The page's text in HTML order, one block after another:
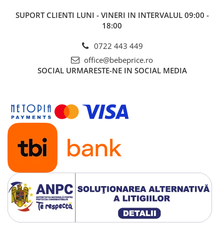
SUPORT CLIENTI LUNI - VINERI IN INTERVALUL 09:00 -
18:00
0722 443 449
office@bebeprice.ro
SOCIAL URMARESTE-NE IN SOCIAL MEDIA